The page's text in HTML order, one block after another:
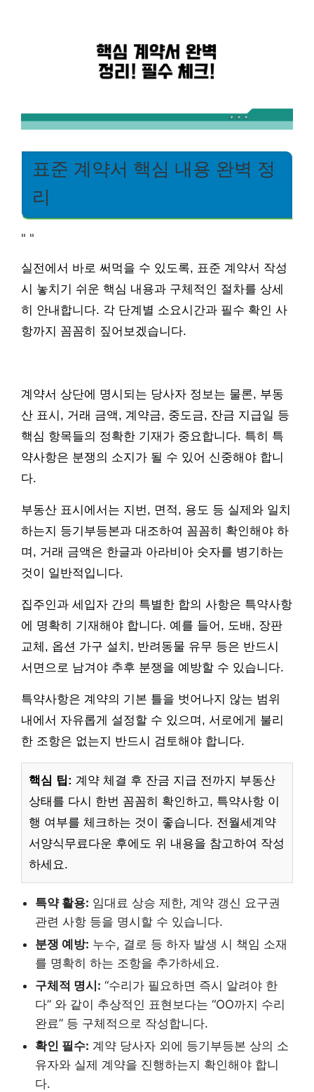
표준 계약서 핵심 내용 완벽 정
리
" "
실전에서 바로 써먹을 수 있도록, 표준 계약서 작성
시 놓치기 쉬운 핵심 내용과 구체적인 절차를 상세
히 안내합니다. 각 단계별 소요시간과 필수 확인 사
항까지 꼼꼼히 짚어보겠습니다.
계약서 상단에 명시되는 당사자 정보는 물론, 부동
산 표시, 거래 금액, 계약금, 중도금, 잔금 지급일 등
핵심 항목들의 정확한 기재가 중요합니다. 특히 특
약사항은 분쟁의 소지가 될 수 있어 신중해야 합니
다.
부동산 표시에서는 지번, 면적, 용도 등 실제와 일치
하는지 등기부등본과 대조하여 꼼꼼히 확인해야 하
며, 거래 금액은 한글과 아라비아 숫자를 병기하는
것이 일반적입니다.
집주인과 세입자 간의 특별한 합의 사항은 특약사항
에 명확히 기재해야 합니다. 예를 들어, 도배, 장판
교체, 옵션 가구 설치, 반려동물 유무 등은 반드시
서면으로 남겨야 추후 분쟁을 예방할 수 있습니다.
특약사항은 계약의 기본 틀을 벗어나지 않는 범위
내에서 자유롭게 설정할 수 있으며, 서로에게 불리
한 조항은 없는지 반드시 검토해야 합니다.
핵심 팁: 계약 체결 후 잔금 지급 전까지 부동산
상태를 다시 한번 꼼꼼히 확인하고, 특약사항 이
행 여부를 체크하는 것이 좋습니다. 전월세계약
서양식무료다운 후에도 위 내용을 참고하여 작성
하세요.
특약 활용: 임대료 상승 제한, 계약 갱신 요구권
관련 사항 등을 명시할 수 있습니다.
분쟁 예방: 누수, 결로 등 하자 발생 시 책임 소재
를 명확히 하는 조항을 추가하세요.
구체적 명시: “수리가 필요하면 즉시 알려야 한
다” 와 같이 추상적인 표현보다는 “OO까지 수리
완료” 등 구체적으로 작성합니다.
확인 필수: 계약 당사자 외에 등기부등본 상의 소
유자와 실제 계약을 진행하는지 확인해야 합니
다.